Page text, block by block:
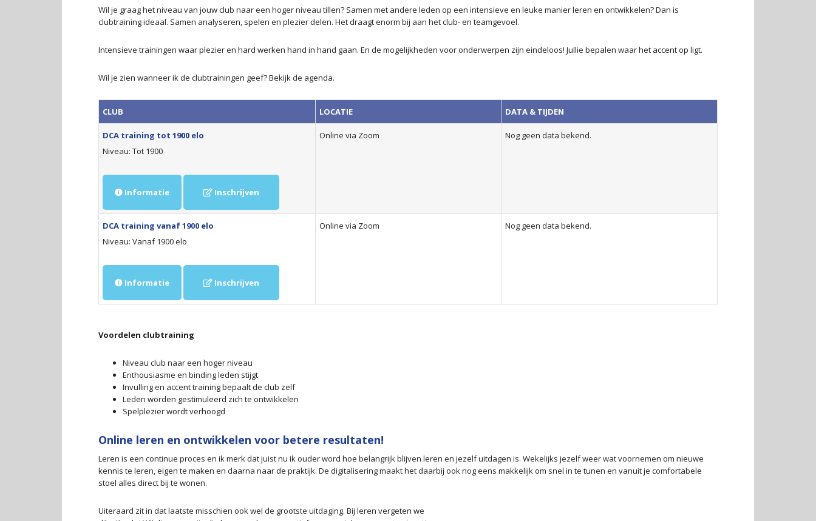
Wil je graag het niveau van jouw club naar een hoger niveau tillen? Samen met andere leden op een intensieve en leuke manier leren en ontwikkelen? Dan is
clubtraining ideaal. Samen analyseren, spelen en plezier delen. Het draagt enorm bij aan het club- en teamgevoel.
Intensieve trainingen waar plezier en hard werken hand in hand gaan. En de mogelijkheden voor onderwerpen zijn eindeloos! Jullie bepalen waar het accent op ligt.
Wil je zien wanneer ik de clubtrainingen geef? Bekijk de agenda.
CLUB LOCATIE DATA & TIJDEN
DCA training tot 1900 elo
Niveau: Tot 1900
Informatie Inschrijven
Online via Zoom Nog geen data bekend.
DCA training vanaf 1900 elo
Niveau: Vanaf 1900 elo
Informatie Inschrijven
Online via Zoom Nog geen data bekend.
Voordelen clubtraining
Niveau club naar een hoger niveau
Enthousiasme en binding leden stijgt
Invulling en accent training bepaalt de club zelf
Leden worden gestimuleerd zich te ontwikkelen
Spelplezier wordt verhoogd
Online leren en ontwikkelen voor betere resultaten!
Leren is een continue proces en ik merk dat juist nu ik ouder word hoe belangrijk blijven leren en jezelf uitdagen is. Wekelijks jezelf weer wat voornemen om nieuwe
kennis te leren, eigen te maken en daarna naar de praktijk. De digitalisering maakt het daarbij ook nog eens makkelijk om snel in te tunen en vanuit je comfortabele
stoel alles direct bij te wonen.
Uiteraard zit in dat laatste misschien ook wel de grootste uitdaging. Bij leren vergeten we